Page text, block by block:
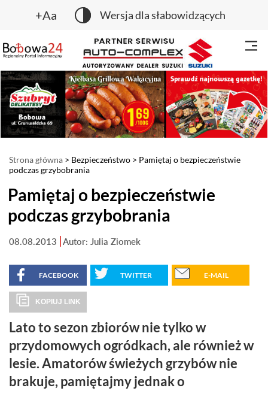
+Aa Wersja dla słabowidzących
Strona główna > Bezpieczeństwo > Pamiętaj o bezpieczeństwie
podczas grzybobrania
Pamiętaj o bezpieczeństwie
podczas grzybobrania
08.08.2013 Autor: Julia Ziomek
FACEBOOK TWITTER E-MAIL
KOPIUJ LINK
Lato to sezon zbiorów nie tylko w
przydomowych ogródkach, ale również w
lesie. Amatorów świeżych grzybów nie
brakuje, pamiętajmy jednak o